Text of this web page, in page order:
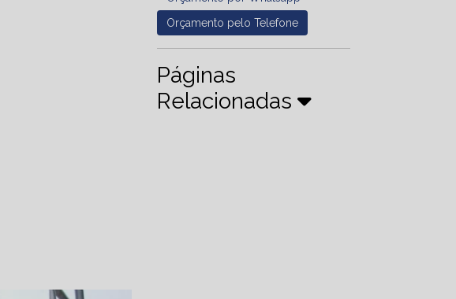
Orçamento pelo Telefone
Páginas
Relacionadas